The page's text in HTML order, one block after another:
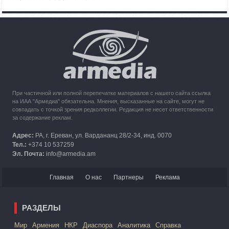
Кипр рассматривает возможность размещения беженцев
из Карабаха
При частичной или полной перепечатке материалов с нашего сайта ссылка
на ИАА "Армедиа" обязательна. Мнения, высказанные на сайте, могут не
совпадать с точкой зрения редколлегии. Редакция не несет ответственности
за содержание реклам.
Адрес: РА, г. Ереван, ул. Вардананц 28/2-34, инд. 0070
Тел.: +374 10 537259
Эл. Почта: info@armedia.am
Главная О нас Партнеры Реклама
РАЗДЕЛЫ
Mир Армения НКР Диаспора Аналитика Справка